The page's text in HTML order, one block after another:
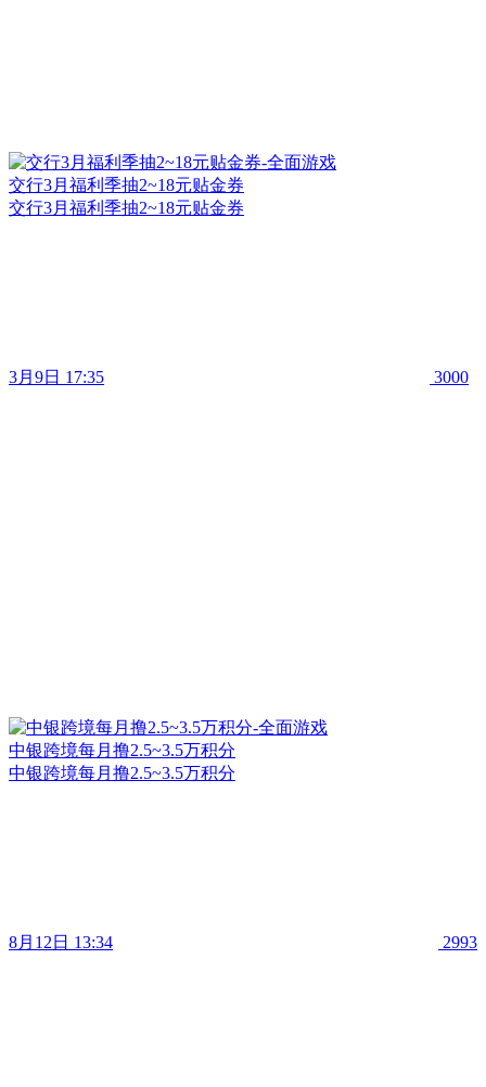
交行3月福利季抽2~18元贴金券
交行3月福利季抽2~18元贴金券
3月9日 17:35 3000
中银跨境每月撸2.5~3.5万积分
中银跨境每月撸2.5~3.5万积分
8月12日 13:34 2993